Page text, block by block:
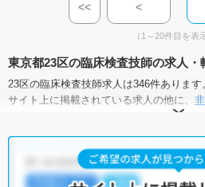
<< <
（1～20件目を表
東京都23区の臨床検査技師の求人・
23区の臨床検査技師求人は346件あります
サイト上に掲載されている求人の他に、
にお申し込みいただく
23区の臨床検査技師求人では以下のよう
土日祝休・積極採用中・ 新卒OK・